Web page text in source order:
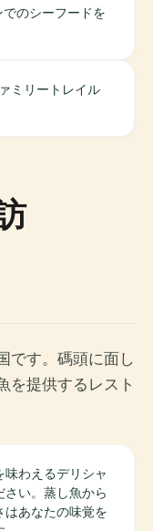
のシーフードを
ミリートレイル
です。碼頭に面し
を提供するレスト
わえるデリシャ
さい。蒸し魚から
はあなたの味覚を